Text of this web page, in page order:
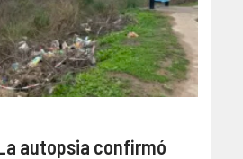
autopsia confirmó